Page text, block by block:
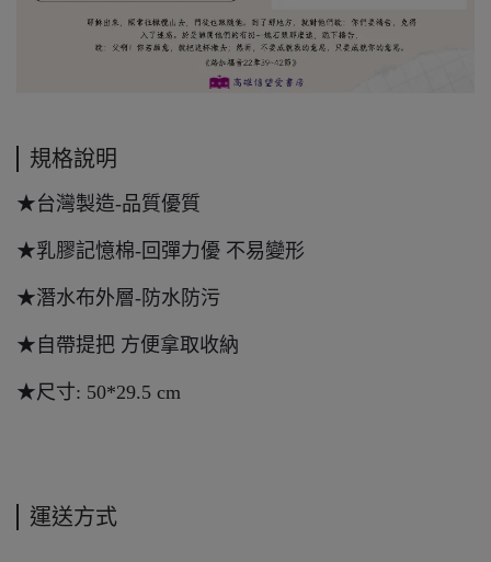
規格說明
★台灣製造-品質優質
★乳膠記憶棉-回彈力優 不易變形
★潛水布外層-防水防污
★自帶提把 方便拿取收納
★尺寸: 50*29.5 cm
運送方式